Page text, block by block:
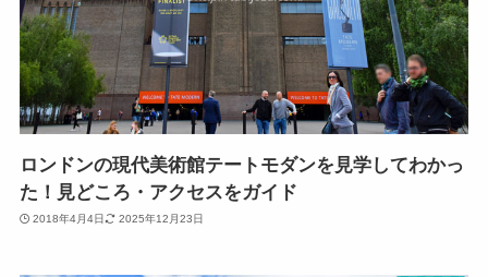
ロンドンの現代美術館テートモダンを見学してわかっ
た！見どころ・アクセスをガイド
2018年4月4日 2025年12月23日